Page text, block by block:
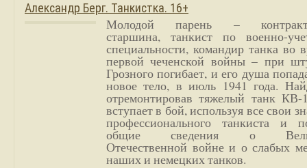
Александр Берг. Танкистка. 16+
Молодой парень –
старшина, танкист по военно-
специальности, командир танка во
первой чеченской войны – при
Грозного погибает, и его душа
новое тело, в июль 1941 года.
отремонтировав тяжелый танк
вступает в бой, используя все свои
профессионального танкиста и
общие сведения о
Отечественной войне и о слабых
наших и немецких танков.